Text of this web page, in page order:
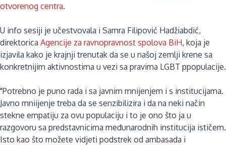
otvorenog centra.
U info sesiji je učestvovala i Samra Filipović Hadžiabdić,
direktorica Agencije za ravnopravnost spolova BiH, koja je
izjavila kako je krajnji trenutak da se u našoj zemlji krene sa
konkretnijim aktivnostima u vezi sa pravima LGBT ppopulacije.
"Potrebno je puno rada i sa javnim mnijenjem i s institucijama.
Javno mniijenje treba da se senzibilizira i da na neki način
stekne empatiju za ovu populaciju i to je ono što ja u
razgovoru sa predstavnicima međunarodnih institucija ističem.
Isto kao što možete vidjeti podstrek od ambasada i